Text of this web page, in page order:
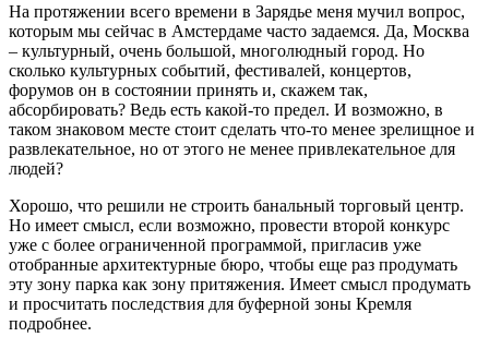
На протяжении всего времени в Зарядье меня мучил вопрос,
которым мы сейчас в Амстердаме часто задаемся. Да, Москва
– культурный, очень большой, многолюдный город. Но
сколько культурных событий, фестивалей, концертов,
форумов он в состоянии принять и, скажем так,
абсорбировать? Ведь есть какой-то предел. И возможно, в
таком знаковом месте стоит сделать что-то менее зрелищное и
развлекательное, но от этого не менее привлекательное для
людей?
Хорошо, что решили не строить банальный торговый центр.
Но имеет смысл, если возможно, провести второй конкурс
уже с более ограниченной программой, пригласив уже
отобранные архитектурные бюро, чтобы еще раз продумать
эту зону парка как зону притяжения. Имеет смысл продумать
и просчитать последствия для буферной зоны Кремля
подробнее.